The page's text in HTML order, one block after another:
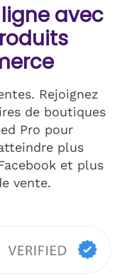
avec
Rejoignez
de boutiques
Pro pour
plus
et plus
vente.